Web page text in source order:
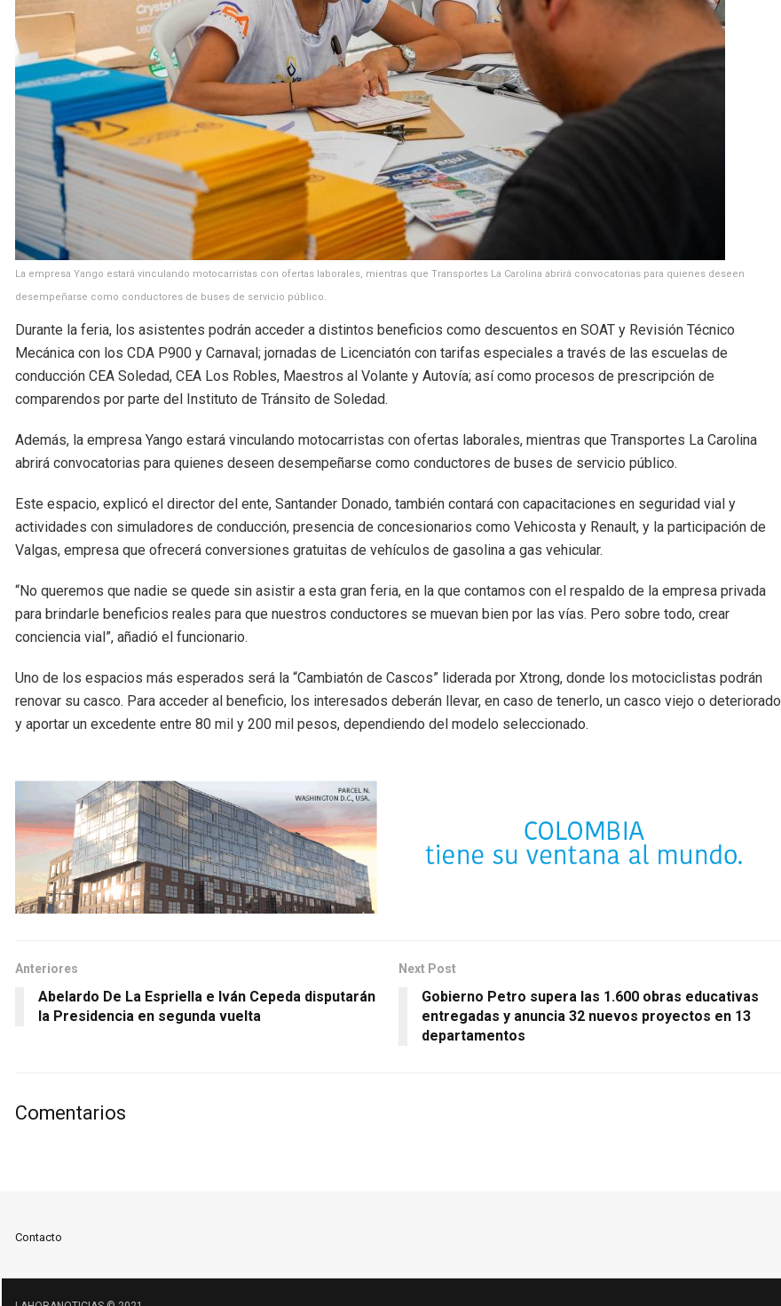
La empresa Yango estará vinculando motocarristas con ofertas laborales, mientras que Transportes La Carolina abrirá convocatorias para quienes deseen
desempeñarse como conductores de buses de servicio público.
Durante la feria, los asistentes podrán acceder a distintos beneficios como descuentos en SOAT y Revisión Técnico
Mecánica con los CDA P900 y Carnaval; jornadas de Licenciatón con tarifas especiales a través de las escuelas de
conducción CEA Soledad, CEA Los Robles, Maestros al Volante y Autovía; así como procesos de prescripción de
comparendos por parte del Instituto de Tránsito de Soledad.
Además, la empresa Yango estará vinculando motocarristas con ofertas laborales, mientras que Transportes La Carolina
abrirá convocatorias para quienes deseen desempeñarse como conductores de buses de servicio público.
Este espacio, explicó el director del ente, Santander Donado, también contará con capacitaciones en seguridad vial y
actividades con simuladores de conducción, presencia de concesionarios como Vehicosta y Renault, y la participación de
Valgas, empresa que ofrecerá conversiones gratuitas de vehículos de gasolina a gas vehicular.
“No queremos que nadie se quede sin asistir a esta gran feria, en la que contamos con el respaldo de la empresa privada
para brindarle beneficios reales para que nuestros conductores se muevan bien por las vías. Pero sobre todo, crear
conciencia vial”, añadió el funcionario.
Uno de los espacios más esperados será la “Cambiatón de Cascos” liderada por Xtrong, donde los motociclistas podrán
renovar su casco. Para acceder al beneficio, los interesados deberán llevar, en caso de tenerlo, un casco viejo o deteriorado
y aportar un excedente entre 80 mil y 200 mil pesos, dependiendo del modelo seleccionado.
Anteriores
Abelardo De La Espriella e Iván Cepeda disputarán
la Presidencia en segunda vuelta
Next Post
Gobierno Petro supera las 1.600 obras educativas
entregadas y anuncia 32 nuevos proyectos en 13
departamentos
Comentarios
Contacto